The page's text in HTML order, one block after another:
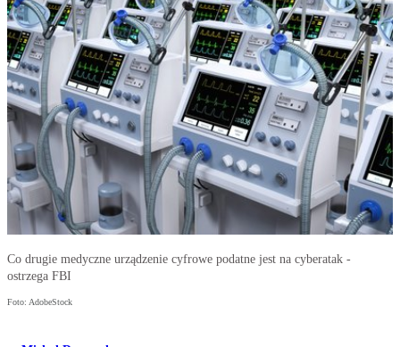
Co drugie medyczne urządzenie cyfrowe podatne jest na cyberatak -
ostrzega FBI
Foto: AdobeStock